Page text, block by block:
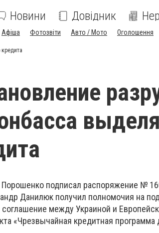
Новини Довідник
Афіша Фотозвіти Авто / Мото Оголошення
подписал распоряжение №
Данилюк получил полномочия на
между Украиной и
«Чрезвычайная кредитная программа